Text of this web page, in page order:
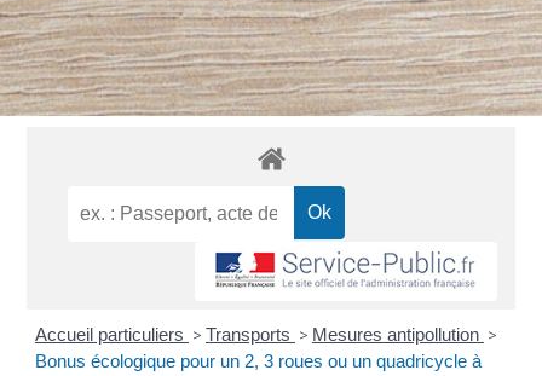
Accueil particuliers > Transports > Mesures antipollution >
Bonus écologique pour un 2, 3 roues ou un quadricycle à